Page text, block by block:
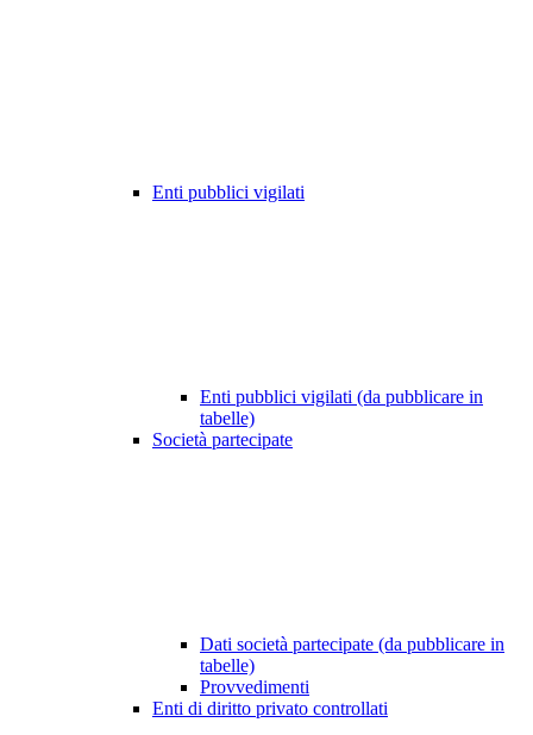
Enti pubblici vigilati
Enti pubblici vigilati (da pubblicare in
tabelle)
Società partecipate
Dati società partecipate (da pubblicare in
tabelle)
Provvedimenti
Enti di diritto privato controllati